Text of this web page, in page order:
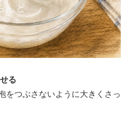
る
をつぶさないように大きくさっ